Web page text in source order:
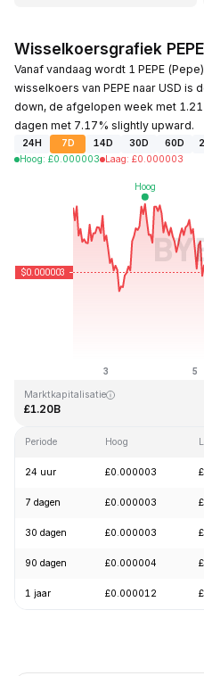
Wisselkoersgrafiek
Vanaf vandaag wordt 1 PEPE
wisselkoers van PEPE naar USD is
down, de afgelopen week met
dagen met 7.17% slightly upward.
24H 7D 14D 30D 60D
Hoog: £0.000003 Laag: £0.000003
Marktkapitalisatie
£1.20B
Periode Hoog
24 uur £0.000003
7 dagen £0.000003
30 dagen £0.000003
90 dagen £0.000004
1 jaar £0.000012